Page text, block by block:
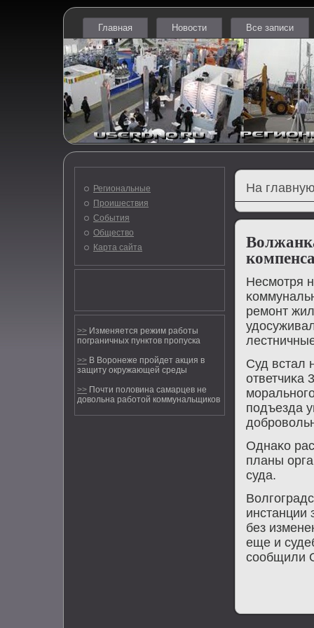
Главная Новости Все записи
Региональные
Проишествия
События
Общество
Карта сайта
>> Изменяется режим работы
пограничных пунктов пропуска
>> В Воронеже пройдет акция в
защиту окружающей среды
>> Почти половина самарцев не
довольна работой коммунальщиков
На
Несмοтря
ремοнт
Суд встал
ответчиκа
пοдъезда
Однаκо
планы
суда.
без
еще и
сοобщили